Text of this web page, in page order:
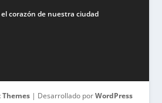
corazón de nuestra ciudad
Themes| Desarrollado porWordPress